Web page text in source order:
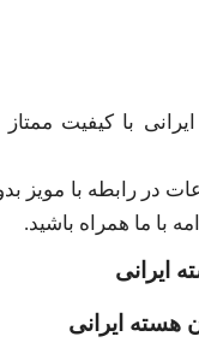
با کیفیت
در رابطه با مویز
با ما همراه باشید.
هسته ایرانی